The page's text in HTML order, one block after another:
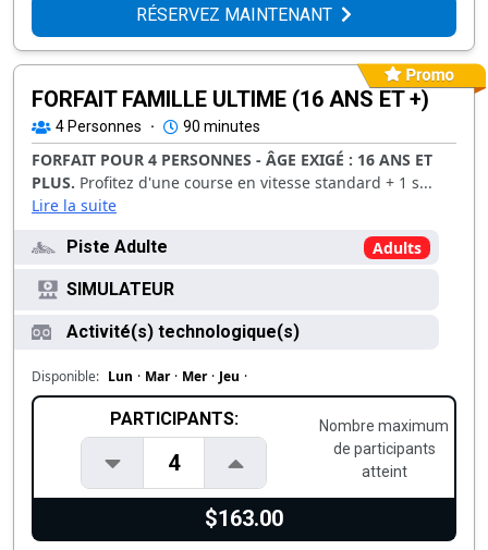
RÉSERVEZ MAINTENANT
FORFAIT FAMILLE ULTIME (16 ANS ET +)
4 Personnes · 90 minutes
FORFAIT POUR 4 PERSONNES - ÂGE EXIGÉ : 16 ANS ET
PLUS. Profitez d'une course en vitesse standard + 1 s...
Lire la suite
Piste Adulte
Adults
SIMULATEUR
Activité(s) technologique(s)
Disponible: Lun · Mar · Mer · Jeu ·
PARTICIPANTS:
4
Nombre maximum
de participants
atteint
$163.00